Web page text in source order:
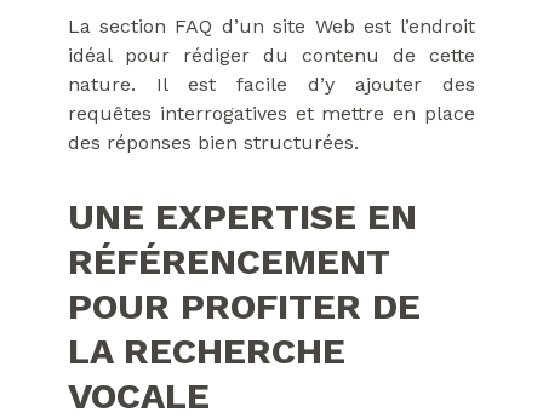
La section FAQ d’un site Web est l’endroit
idéal pour rédiger du contenu de cette
nature. Il est facile d’y ajouter des
requêtes interrogatives et mettre en place
des réponses bien structurées.
UNE EXPERTISE EN
RÉFÉRENCEMENT
POUR PROFITER DE
LA RECHERCHE
VOCALE